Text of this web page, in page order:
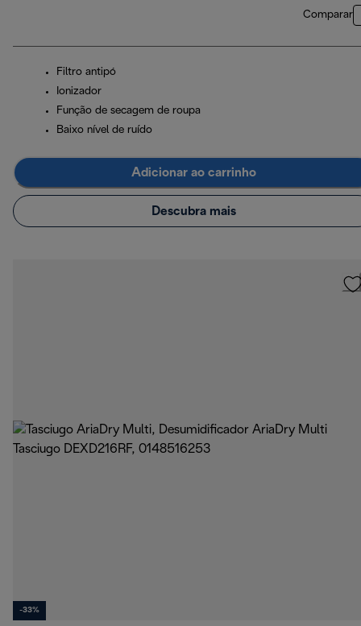
Comparar
Filtro antipó
Ionizador
Função de secagem de roupa
Baixo nível de ruído
Adicionar ao carrinho
Descubra mais
-33%